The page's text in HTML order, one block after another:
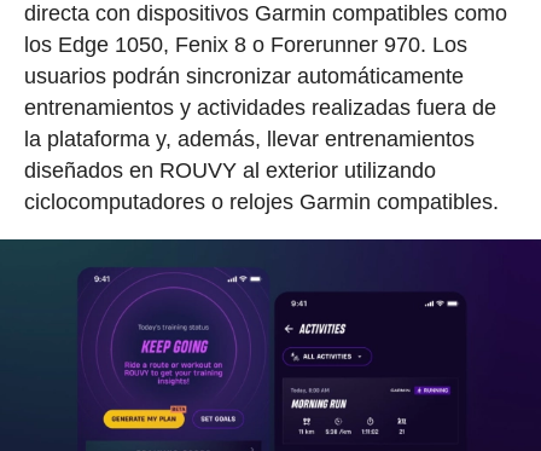
directa con dispositivos Garmin compatibles como
los Edge 1050, Fenix 8 o Forerunner 970. Los
usuarios podrán sincronizar automáticamente
entrenamientos y actividades realizadas fuera de
la plataforma y, además, llevar entrenamientos
diseñados en ROUVY al exterior utilizando
ciclocomputadores o relojes Garmin compatibles.